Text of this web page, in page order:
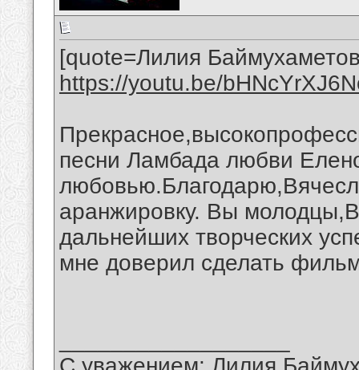
[quote=Лилия
https://youtu.be/
песни Ламбада любви
аранжировку. Вы
дальнейших творческих
мне доверил сделать